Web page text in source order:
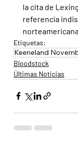
la cita de
referencia
Etiquetas:
Keeneland
Bloodstock
Últimas Noticias